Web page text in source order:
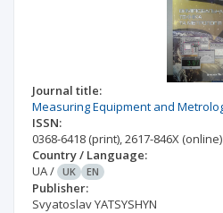
Journal title:
Measuring Equipment and
ISSN:
0368-6418 (print),2617-846X (online)
Country / Language:
UA/ UK EN
Publisher:
Svyatoslav YATSYSHYN